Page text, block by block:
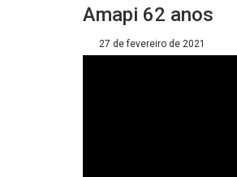
Amapi 62 anos
27 de fevereiro de 2021